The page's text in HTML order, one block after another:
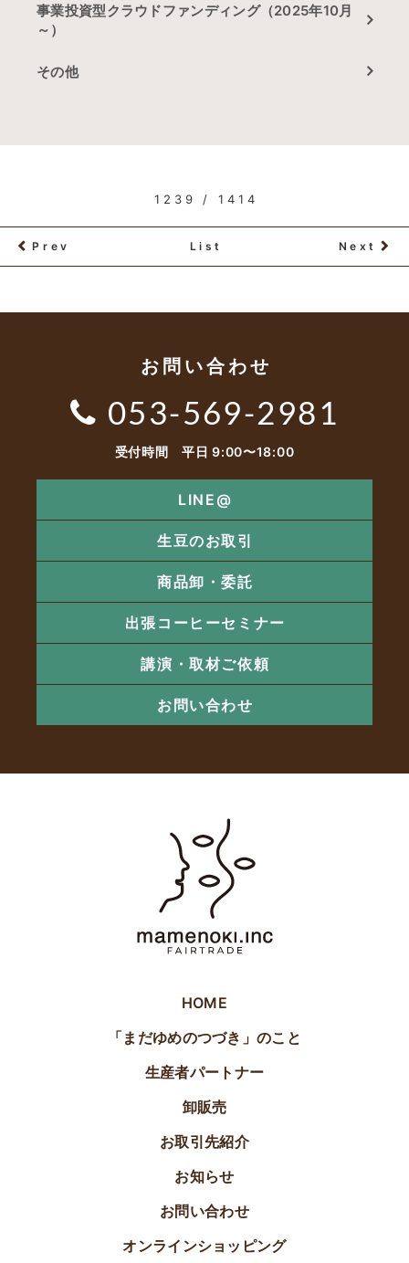
事業投資型クラウドファンディング（2025年10月
～）
その他
1239 / 1414
Prev List Next
お問い合わせ
053-569-2981
受付時間 平日 9:00〜18:00
LINE@
生豆のお取引
商品卸・委託
出張コーヒーセミナー
講演・取材ご依頼
お問い合わせ
HOME
「まだゆめのつづき」のこと
生産者パートナー
卸販売
お取引先紹介
お知らせ
お問い合わせ
オンラインショッピング